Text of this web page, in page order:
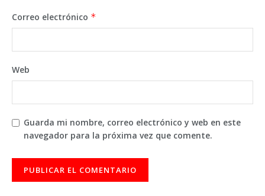
Correo electrónico *
Web
Guarda mi nombre, correo electrónico y web en este
navegador para la próxima vez que comente.